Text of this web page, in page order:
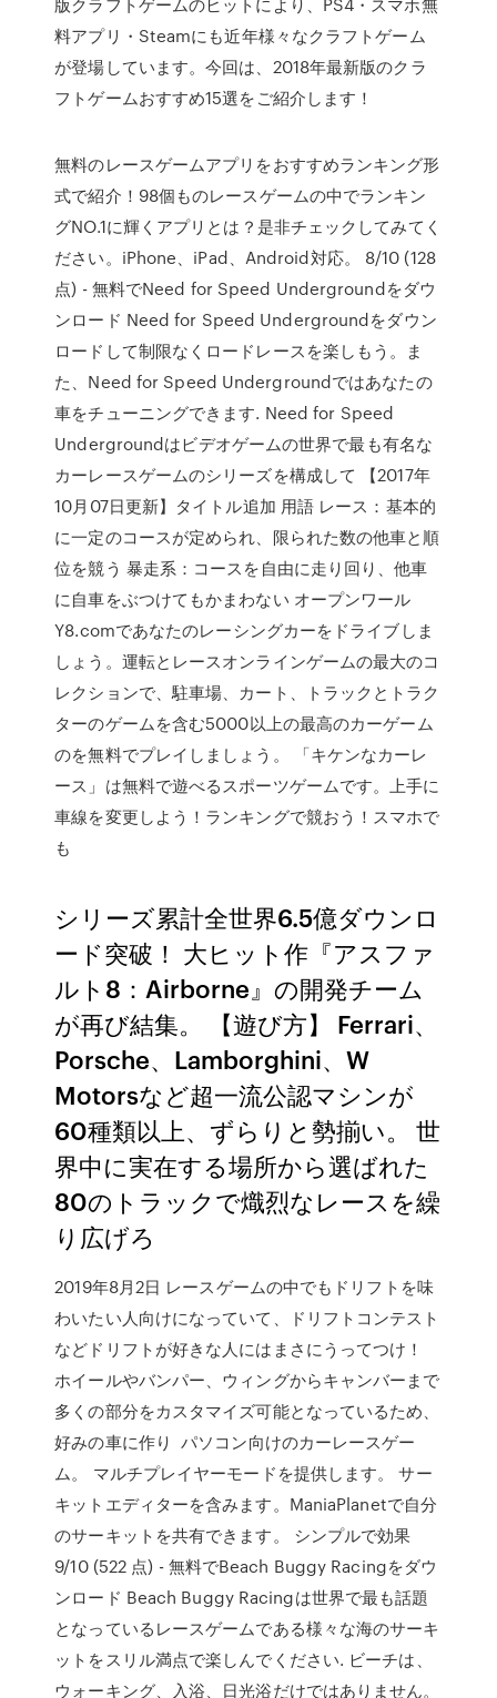
料アプリ・Steamにも近年様々なクラフトゲーム
が登場しています。今回は、2018年最新版のクラ
フトゲームおすすめ15選をご紹介します！
無料のレースゲームアプリをおすすめランキング形
式で紹介！98個ものレースゲームの中でランキン
グNO.1に輝くアプリとは？是非チェックしてみてく
ださい。iPhone、iPad、Android対応。 8/10 (128
点) - 無料でNeed for Speed Undergroundをダウ
ンロード Need for Speed Undergroundをダウン
ロードして制限なくロードレースを楽しもう。ま
た、Need for Speed Undergroundではあなたの
車をチューニングできます. Need for Speed
Undergroundはビデオゲームの世界で最も有名な
カーレースゲームのシリーズを構成して 【2017年
10月07日更新】タイトル追加 用語 レース：基本的
に一定のコースが定められ、限られた数の他車と順
位を競う 暴走系：コースを自由に走り回り、他車
に自車をぶつけてもかまわない オープンワール
Y8.comであなたのレーシングカーをドライブしま
しょう。運転とレースオンラインゲームの最大のコ
レクションで、駐車場、カート、トラックとトラク
ターのゲームを含む5000以上の最高のカーゲーム
のを無料でプレイしましょう。 「キケンなカーレ
ース」は無料で遊べるスポーツゲームです。上手に
車線を変更しよう！ランキングで競おう！スマホで
も
シリーズ累計全世界6.5億ダウンロ
ード突破！ 大ヒット作『アスファ
ルト8：Airborne』の開発チーム
が再び結集。 【遊び方】 Ferrari、
Porsche、Lamborghini、W
Motorsなど超一流公認マシンが
60種類以上、ずらりと勢揃い。 世
界中に実在する場所から選ばれた
80のトラックで熾烈なレースを繰
り広げろ
2019年8月2日 レースゲームの中でもドリフトを味
わいたい人向けになっていて、ドリフトコンテスト
などドリフトが好きな人にはまさにうってつけ！
ホイールやバンパー、ウィングからキャンバーまで
多くの部分をカスタマイズ可能となっているため、
好みの車に作り パソコン向けのカーレースゲー
ム。 マルチプレイヤーモードを提供します。 サー
キットエディターを含みます。ManiaPlanetで自分
のサーキットを共有できます。 シンプルで効果
9/10 (522 点) - 無料でBeach Buggy Racingをダウ
ンロード Beach Buggy Racingは世界で最も話題
となっているレースゲームである様々な海のサーキ
ットをスリル満点で楽しんでください. ビーチは、
ウォーキング、入浴、日光浴だけではありません。